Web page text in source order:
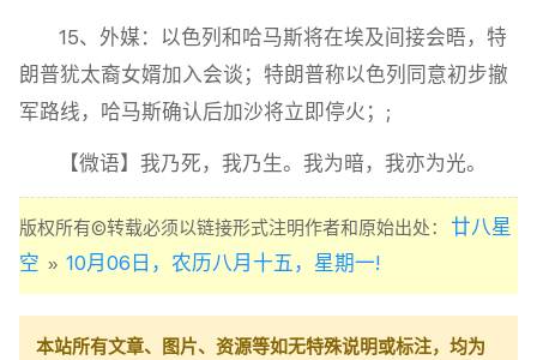
15、外媒：以色列和哈马斯将在埃及间接会晤，特
朗普犹太裔女婿加入会谈；特朗普称以色列同意初步撤
军路线，哈马斯确认后加沙将立即停火；;
【微语】我乃死，我乃生。我为暗，我亦为光。
版权所有©转载必须以链接形式注明作者和原始出处：
廿八星
空 » 10月06日，农历八月十五，星期一!
本站所有文章、图片、资源等如无特殊说明或标注，均为